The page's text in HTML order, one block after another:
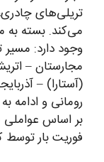
تریلی‌های چادری،
می‌کند. بسته به
وجود دارد: مسیر
مجارستان –
(آستارا) –
رومانی و ادامه
بر اساس
فوریت بار توسط